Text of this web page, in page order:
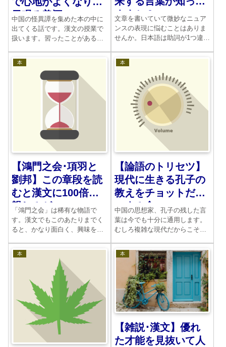
日眠る美酒
中国の怪異譚を集めた本の中に
出てくる話です。漢文の授業で
扱います。習ったことがあるか
話は漢文によくあります。しか
し亡くなった人の墓を暴き、そ
こから人が生き返るというのは
珍しいのてぜはないでしょう
ますか？
文章を書いていて微妙なニュア
ンスの表現に悩むことはありま
せんか。日本語は助詞が1つ違う
てしまうのです。たくさん本を
読んでいないと、その違いがわ
かりません。答案を採点する人
は正確に実力を見抜くのです。
本
【鴻門之会･項羽と
劉邦】この章段を読
むと漢文に100倍の
親しみが
「鴻門之会」は稀有な物語で
す。漢文でもこのあたりまでく
ると、かなり面白く、興味をそ
のです。歴史の醍醐味と合わせ
て、さらに学びたくなる所以で
す。是非、チャンがあったら、
司馬遼太郎の本も手にとってみ
てください。
本
【論語のトリセツ】
現代に生きる孔子の
教えをチョットだけ
つまみ食い
中国の思想家、孔子の残した言
葉は今でも十分に通用します。
むしろ複雑な現代だからこそ、
つつあるのです。漢文の授業で
習った基本的な文言をいくつか
紹介しましょう。是非、座右の
銘にしてください。続編も書く
予定です。
本 本
【雑説･漢文】優れ
た才能を見抜いて人